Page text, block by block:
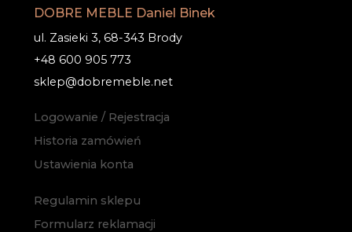
DOBRE MEBLE Daniel Binek
ul. Zasieki 3, 68-343 Brody
+48 600 905 773
sklep@dobremeble.net
Logowanie / Rejestracja
Historia zamówień
Ustawienia konta
Regulamin sklepu
Formularz reklamacji